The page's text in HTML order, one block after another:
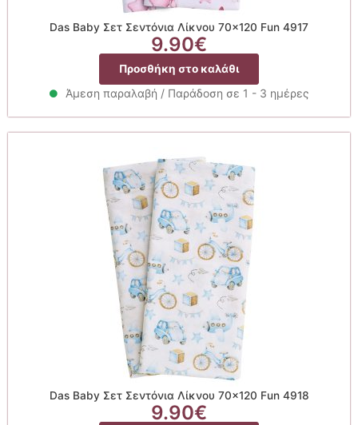
Das Baby Σετ Σεντόνια Λίκνου 70×120 Fun 4917
9.90€
Προσθήκη στο καλάθι
Άμεση παραλαβή / Παράδοση σε 1 - 3 ημέρες
Das Baby Σετ Σεντόνια Λίκνου 70×120 Fun 4918
9.90€